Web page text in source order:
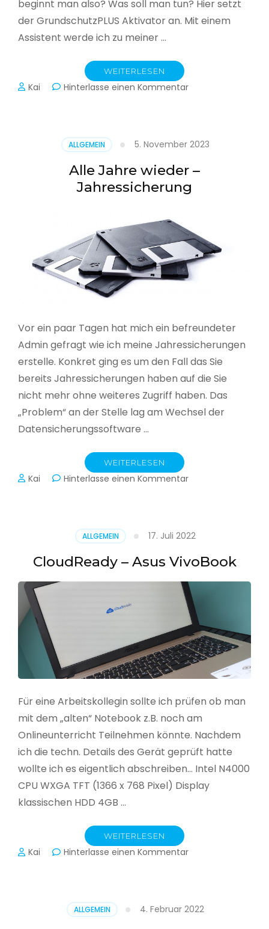
beginnt man also? Was soll man tun? Hier setzt
der GrundschutzPLUS Aktivator an. Mit einem
Assistent werde ich zu meiner …
WEITERLESEN
Kai Hinterlasse einen Kommentarzu
ALLGEMEIN 5. November 2023
Alle Jahre wieder –
Jahressicherung
Vor ein paar Tagen hat mich ein befreundeter
Admin gefragt wie ich meine Jahressicherungen
erstelle. Konkret ging es um den Fall das Sie
bereits Jahressicherungen haben auf die Sie
nicht mehr ohne weiteres Zugriff haben. Das
„Problem“ an der Stelle lag am Wechsel der
Datensicherungssoftware …
WEITERLESEN
Kai Hinterlasse einen Kommentarzu
Jahressicherung
ALLGEMEIN 17. Juli 2022
CloudReady – Asus VivoBook
Für eine Arbeitskollegin sollte ich prüfen ob man
mit dem „alten“ Notebook z.B. noch am
Onlineunterricht Teilnehmen könnte. Nachdem
ich die techn. Details des Gerät geprüft hatte
wollte ich es eigentlich abschreiben… Intel N4000
CPU WXGA TFT (1366 x 768 Pixel) Display
klassischen HDD 4GB …
WEITERLESEN
Kai Hinterlasse einen Kommentarzu
ALLGEMEIN 4. Februar 2022